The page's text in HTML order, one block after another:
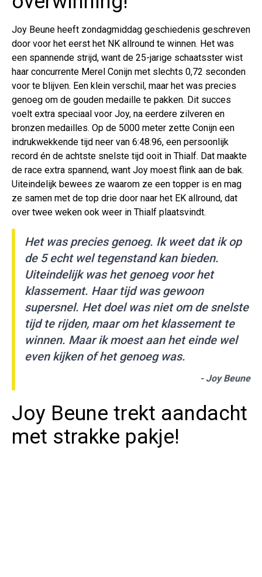
Joy Beune heeft zondagmiddag geschiedenis geschreven
door voor het eerst het NK allround te winnen. Het was
een spannende strijd, want de 25-jarige schaatsster wist
haar concurrente Merel Conijn met slechts 0,72 seconden
voor te blijven. Een klein verschil, maar het was precies
genoeg om de gouden medaille te pakken. Dit succes
voelt extra speciaal voor Joy, na eerdere zilveren en
bronzen medailles. Op de 5000 meter zette Conijn een
indrukwekkende tijd neer van 6:48.96, een persoonlijk
record én de achtste snelste tijd ooit in Thialf. Dat maakte
de race extra spannend, want Joy moest flink aan de bak.
Uiteindelijk bewees ze waarom ze een topper is en mag
ze samen met de top drie door naar het EK allround, dat
over twee weken ook weer in Thialf plaatsvindt.
Het was precies genoeg. Ik weet dat ik op
de 5 echt wel tegenstand kan bieden.
Uiteindelijk was het genoeg voor het
klassement. Haar tijd was gewoon
supersnel. Het doel was niet om de snelste
tijd te rijden, maar om het klassement te
winnen. Maar ik moest aan het einde wel
even kijken of het genoeg was.
- Joy Beune
Joy Beune trekt aandacht
met strakke pakje!